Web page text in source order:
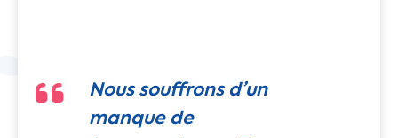
Nous souffrons d’un
manque de